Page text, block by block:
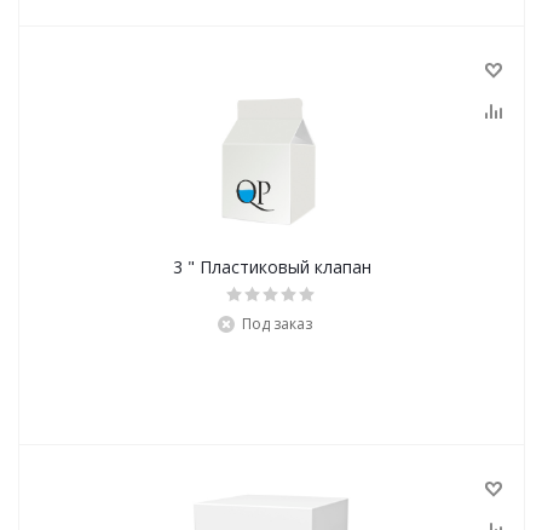
3 " Пластиковый клапан
Под заказ